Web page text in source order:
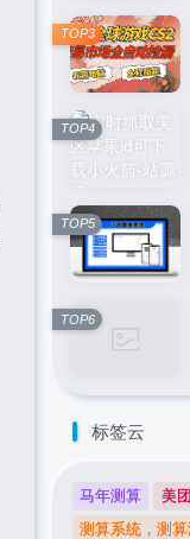
TOP3
TOP4
TOP5
TOP6
标签云
马年测算 美
测算系统，测